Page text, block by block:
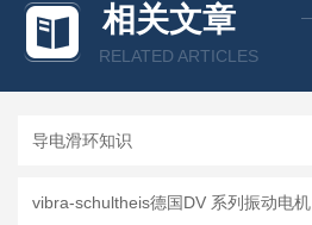
相关文章
RELATED ARTICLES
导电滑环知识
vibra-schultheis德国DV 系列振动电机